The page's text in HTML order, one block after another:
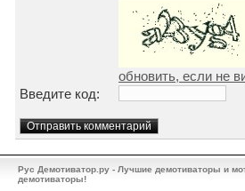
обновить, если не
Введите код:
Рус Демотиватор.ру - Лучшие демотиваторы и
демотиваторы!